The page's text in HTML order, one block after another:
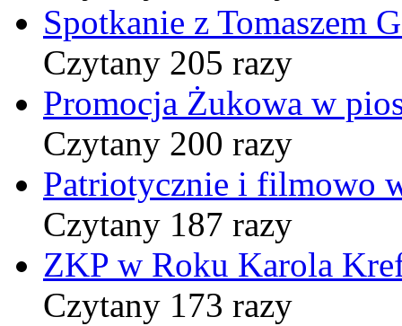
Spotkanie z Tomaszem
Czytany 205 razy
Promocja Żukowa w
Czytany 200 razy
Patriotycznie i filmowo
Czytany 187 razy
ZKP w Roku Karola
Czytany 173 razy